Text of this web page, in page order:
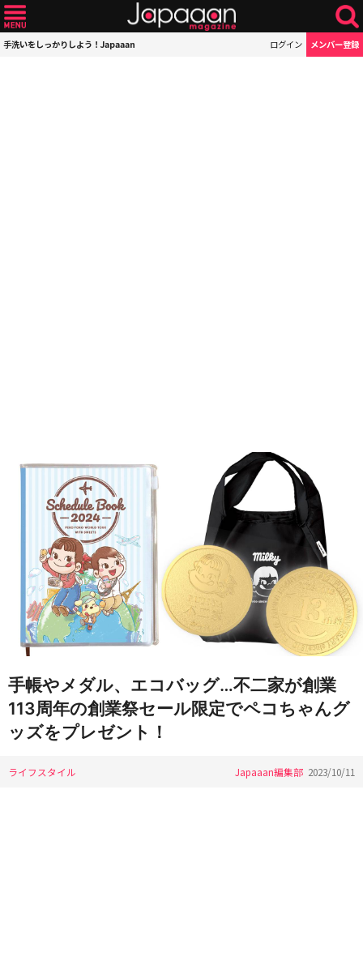
手洗いをしっかりしよう！Japaaan ログイン メンバー登録
手帳やメダル、エコバッグ…不二家が創業
113周年の創業祭セール限定でペコちゃんグ
ッズをプレゼント！
ライフスタイル Japaaan編集部 2023/10/11